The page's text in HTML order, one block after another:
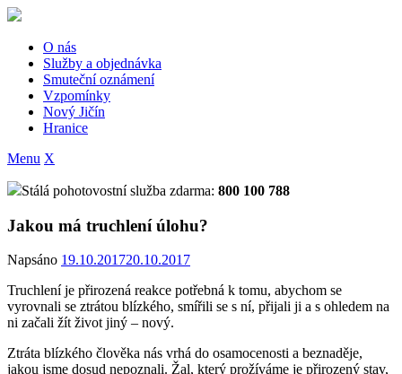
Skip
contentO nás
Služby a objednávka
Smuteční oznámení
Vzpomínky
Nový Jičín
Hranice
Menu X
Stálá pohotovostní služba zdarma: 800 100 788
Jakou má truchlení úlohu?
Napsáno 19.10.201720.10.2017
Truchlení je přirozená reakce potřebná k tomu, abychom se
vyrovnali se ztrátou blízkého, smířili se s ní, přijali ji a s ohledem na
ni začali žít život jiný – nový.
Ztráta blízkého člověka nás vrhá do osamocenosti a beznaděje,
jakou jsme dosud nepoznali. Žal, který prožíváme je přirozený stav,